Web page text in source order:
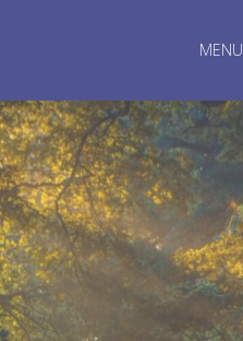
MENU